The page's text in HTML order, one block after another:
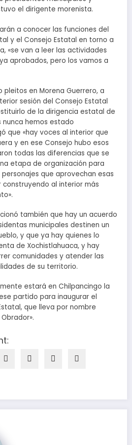
el dirigente morenista.
a conocer las funciones del
y el Consejo Estatal en torno a
«se van a leer las actividades
aprobados, pero los vamos a
pleitos en Morena Guerrero, a
sesión del Consejo Estatal
de la dirigencia estatal de
hemos estado
que «hay voces al interior que
y en ese Consejo hubo esos
todas las diferencias que se
etapa de organización para
que aprovechan esas
al interior más
también que hay un acuerdo
municipales destinen un
y que ya hay quienes lo
de Xochistlahuaca, y hay
comunidades y atender las
de su territorio.
estará en Chilpancingo la
partido para inaugurar el
que lleva por nombre